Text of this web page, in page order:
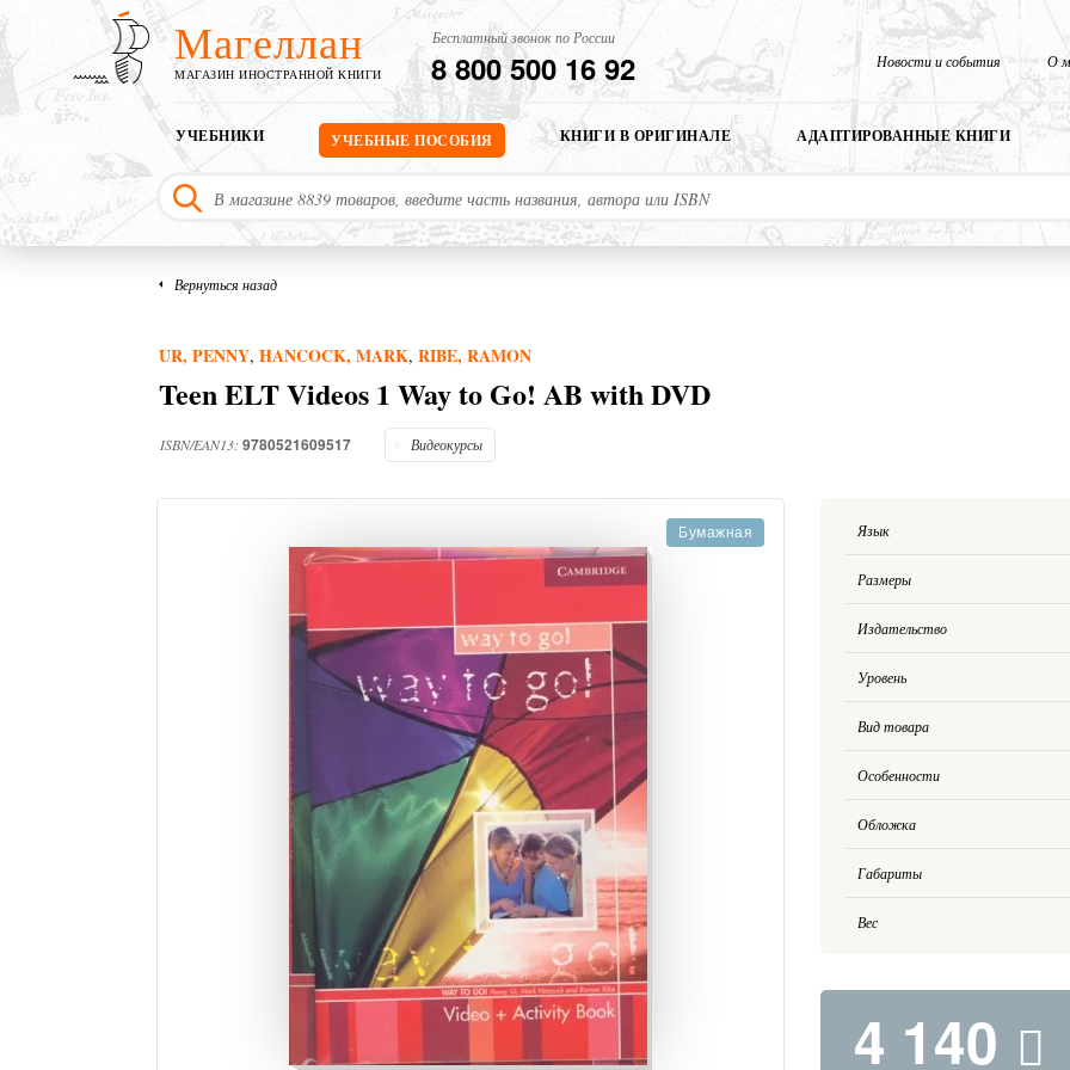
Магеллан
МАГАЗИН ИНОСТРАННОЙ КНИГИ
Бесплатный звонок по России
8 800 500 16 92 Новости и события О
УЧЕБНИКИ УЧЕБНЫЕ ПОСОБИЯ КНИГИ В ОРИГИНАЛЕ АДАПТИРОВАННЫЕ КНИГИ
Вернуться назад
UR, PENNY, HANCOCK, MARK, RIBE, RAMON
Teen ELT Videos 1 Way to Go! AB with DVD
ISBN/EAN13: 9780521609517 Видеокурсы
Бумажная Язык
Размеры
Издательство
Уровень
Вид товара
Особенности
Обложка
Габариты
Вес
4 140